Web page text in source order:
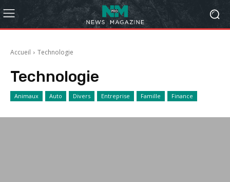
Accueil Technologie
Technologie
Animaux Auto Divers Entreprise Famille Finance